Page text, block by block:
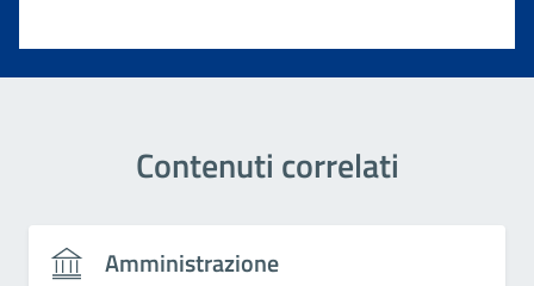
Contenuti correlati
Amministrazione